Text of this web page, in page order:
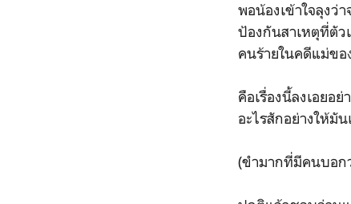
พอน้องเข้าใจลุงว่
ป้องกันสาเหตุที่ตัว
คนร้ายในคดีแม่ขอ
คือเรื่องนี้ลงเอยอ
อะไรสักอย่างให้มั
(ขำมากที่มีคนบอก